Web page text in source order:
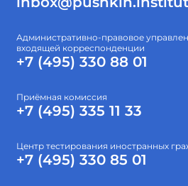
Административно-правовое
входящей корреспонденции
+7 (495) 330 88 01
Приёмная комиссия
+7 (495) 335 11 33
Центр тестирования иностранных
+7 (495) 330 85 01